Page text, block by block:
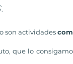
son actividades
que lo